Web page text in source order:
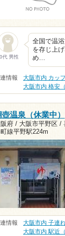
代 男性
全国で温
を存じ上
め…
情報 大阪市内 カッ
大阪市内 格安
温泉（休業中）
府 / 大阪市平野区 /
線平野駅224m
情報 大阪市内 子連
大阪市内 駅近